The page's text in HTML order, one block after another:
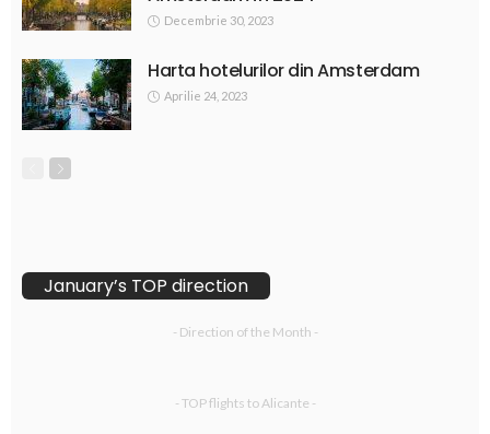
Decembrie 30, 2023
Harta hotelurilor din Amsterdam
Aprilie 24, 2023
January’s TOP direction
- Direction of the Month -
- TOP flights to Alicante -